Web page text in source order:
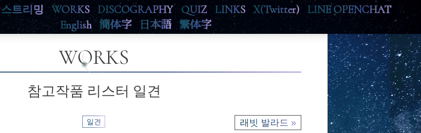
스트리밍 WORKS DISCOGRAPHY QUIZ LINKS X(Twitter) LINE OPENCHAT
English
簡体字 日本語 繁体字
WORKS
참고작품 리스터 일견
일견 래빗 발라드 »